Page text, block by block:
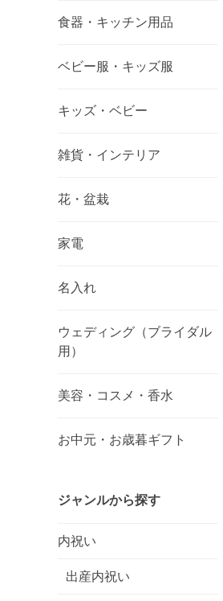
食器・キッチン用品
ベビー服・キッズ服
キッズ・ベビー
雑貨・インテリア
花・盆栽
家電
名入れ
ウェディング（ブライダル
用）
美容・コスメ・香水
お中元・お歳暮ギフト
ジャンルから探す
内祝い
出産内祝い